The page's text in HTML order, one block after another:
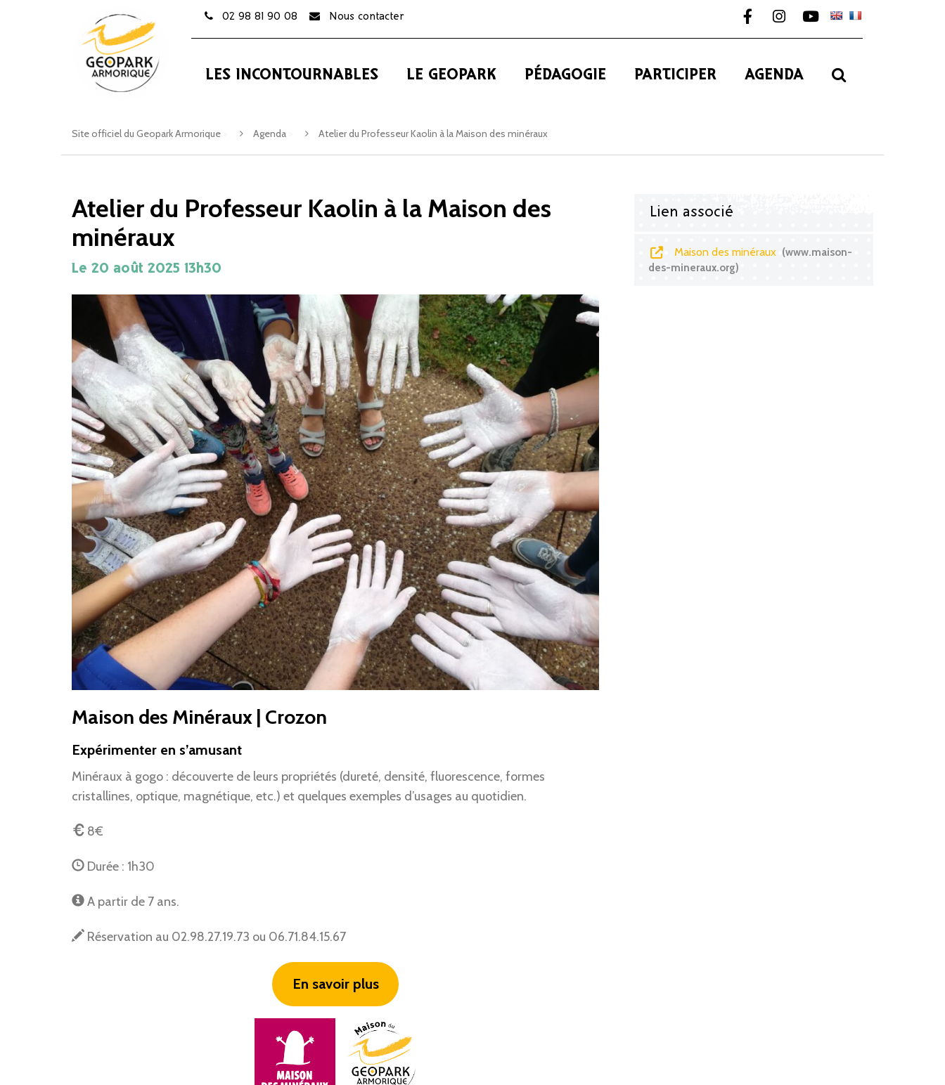
02 98 81 90 08 Nous contacter
Lien vers le compte Facebook
Lien vers le compte Instagram
Lien vers la chaîne
LES INCONTOURNABLES LE GEOPARK PÉDAGOGIE PARTICIPER AGENDA
Site officiel du Geopark Armorique Agenda Atelier du Professeur Kaolin à la Maison des minéraux
Atelier du Professeur Kaolin à la Maison des
minéraux
Le 20 août 2025 13h30
Maison des Minéraux | Crozon
Expérimenter en s’amusant
Minéraux à gogo : découverte de leurs propriétés (dureté, densité, fluorescence, formes
cristallines, optique, magnétique, etc.) et quelques exemples d’usages au quotidien.
8€
Durée : 1h30
A partir de 7 ans.
Réservation au 02.98.27.19.73 ou 06.71.84.15.67
En savoir plus
Lien associé
Maison des minéraux
www.maison-
des-mineraux.org